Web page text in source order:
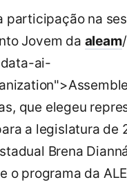
participação na
Jovem da aleam
ai-
que elegeu
a legislatura de
Brena
o programa da